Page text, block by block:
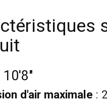
d'air maximale :